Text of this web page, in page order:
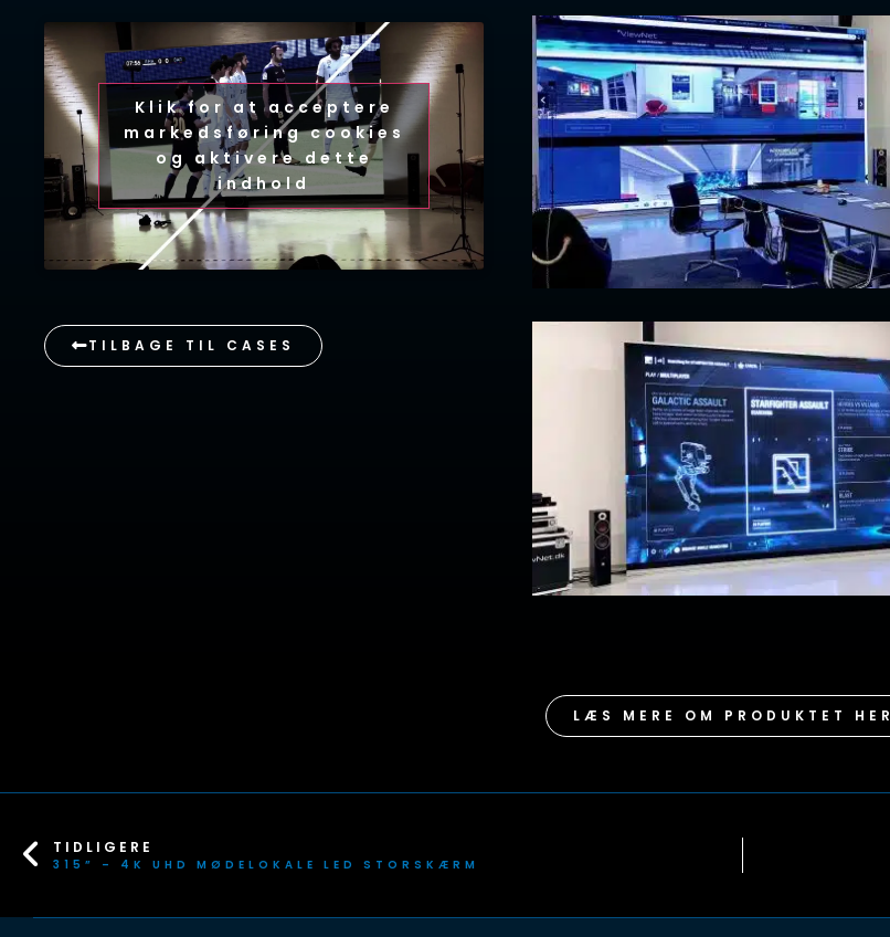
Klik for at acceptere
markedsføring cookies
og aktivere dette
indhold
TILBAGE TIL CASES
LÆS MERE OM PRODUKTET HER
TIDLIGERE
315” – 4K UHD MØDELOKALE LED STORSKÆRM